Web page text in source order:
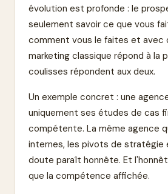
évolution est profonde : le
seulement savoir ce que vous
comment vous le faites et avec
marketing classique répond à la
coulisses répondent aux deux.
Un exemple concret : une
uniquement ses études de cas
compétente. La même agence
internes, les pivots de stratégie
doute paraît honnête. Et
que la compétence affichée.